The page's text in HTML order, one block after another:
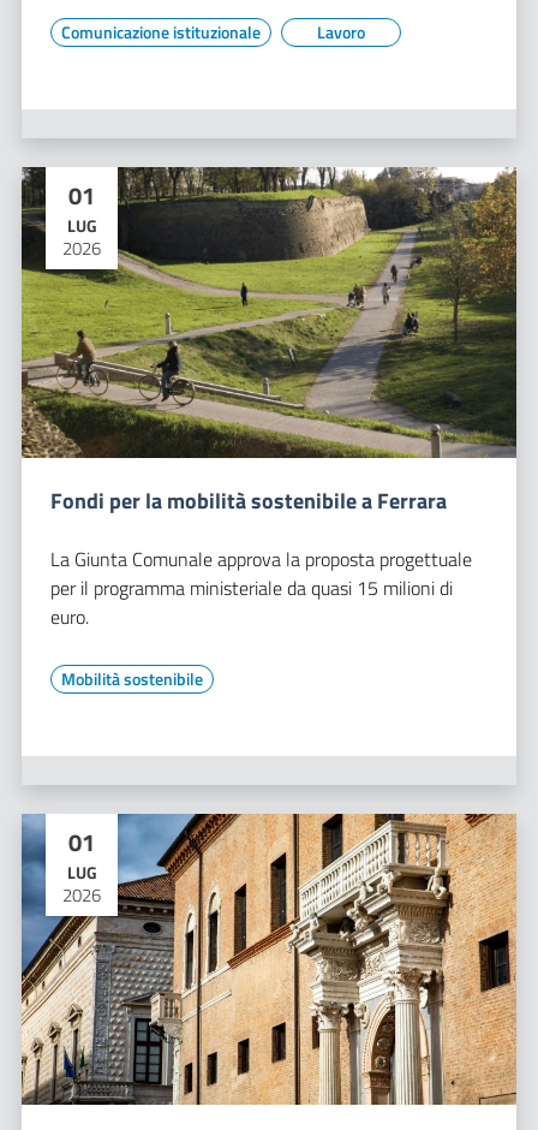
Comunicazione istituzionale Lavoro
01
LUG
2026
Fondi per la mobilità sostenibile a Ferrara
La Giunta Comunale approva la proposta progettuale
per il programma ministeriale da quasi 15 milioni di
euro.
Mobilità sostenibile
01
LUG
2026